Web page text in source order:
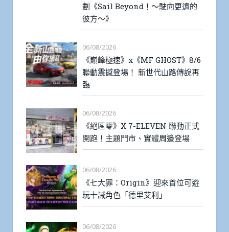
劃《Sail Beyond！～駛向更遠的
彼方～》
06/08/2026
《巔峰極速》x《MF GHOST》8/6
聯動震撼登場！ 新世代山路傳說再
臨
06/08/2026
《絕區零》X 7-ELEVEN 聯動正式
開跑！主題門市、實體周邊登場
06/08/2026
《七大罪：Origin》迎來首位可遊
玩十誡角色「德里艾利」
06/08/2026